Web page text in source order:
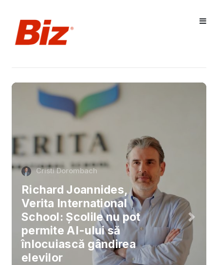
Cristi Dorombach
Richard Joannides,
Verita International
School: Școlile nu pot
permite AI-ului să
înlocuiască gândirea
elevilor